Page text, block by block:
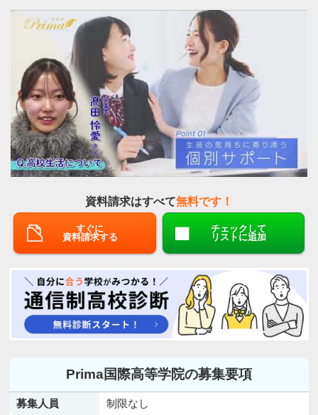
資料請求はすべて無料です！
すぐに
資料請求する
チェックして
リストに追加
Prima国際高等学院の募集要項
募集人員 制限なし